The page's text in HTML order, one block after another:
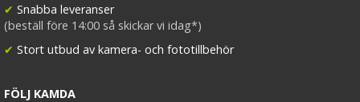
✔ Snabba leveranser
(beställ före 14:00 så skickar vi idag*)
✔ Stort utbud av kamera- och fototillbehör
FÖLJ KAMDA